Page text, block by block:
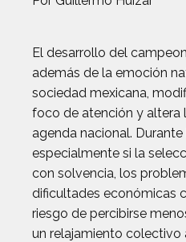
El desarrollo del
además de la emoción
sociedad mexicana,
foco de atención y altera
agenda nacional.
especialmente si la
con solvencia, los
dificultades económicas
riesgo de percibirse
un relajamiento colectivo